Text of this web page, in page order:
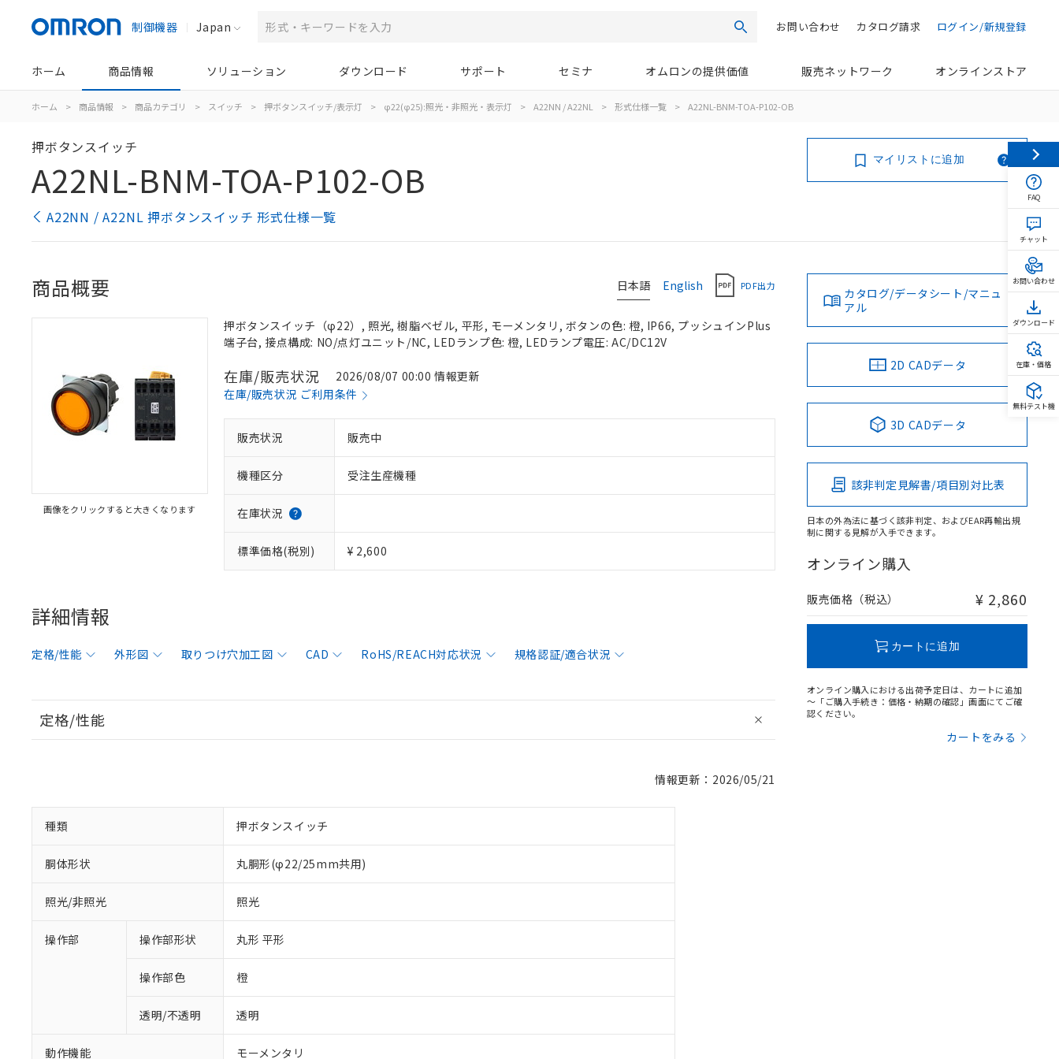
制御機器 Japan 検索 ログイン/新規登録
カタログ請求
お問い合わせ
ホーム 商品情報 ソリューション ダウンロード サポート セミナ オムロンの提供価値 販売ネットワーク オンラインストア
ホーム > 商品情報 > 商品カテゴリ > スイッチ > 押ボタンスイッチ/表示灯 > φ22(φ25):照光・非照光・表示灯 > A22NN / A22NL > 形式仕様一覧 > A22NL-BNM-TOA-P102-OB
押ボタンスイッチ
A22NL-BNM-TOA-P102-OB
A22NN / A22NL 押ボタンスイッチ 形式仕様一覧
マイリストに追加
日本語 English PDF出力
商品概要
画像をクリックすると大きくなります
押ボタンスイッチ（φ22）, 照光, 樹脂ベゼル, 平形, モーメンタリ, ボタンの色: 橙, IP66, プッシュインPlus
端子台, 接点構成: NO/点灯ユニット/NC, LEDランプ色: 橙, LEDランプ電圧: AC/DC12V
在庫/販売状況
2026/08/07 00:00 情報更新
在庫/販売状況 ご利用条件
販売状況 販売中
機種区分 受注生産機種
在庫状況
標準価格(税別) ¥ 2,600
詳細情報
定格/性能 外形図 取りつけ穴加工図 CAD RoHS/REACH対応状況 規格認証/適合状況
定格/性能
情報更新：2026/05/21
種類 押ボタンスイッチ
胴体形状 丸胴形(φ22/25mm共用)
照光/非照光 照光
操作部 操作部形状 丸形 平形
操作部色 橙
透明/不透明 透明
動作機能 モーメンタリ
カタログ/データシート/マニュ
アル
2D CADデータ
3D CADデータ
該非判定見解書/項目別対比表
日本の外為法に基づく該非判定、およびEAR再輸出規
制に関する見解が入手できます。
オンライン購入
販売価格（税込） ¥ 2,860
カートに追加
オンライン購入における出荷予定日は、カートに追加
～「ご購入手続き：価格・納期の確認」画面にてご確
認ください。
カートをみる
FAQ
チャット
お問い合わせ
ダウンロード
在庫・価格
無料テスト機